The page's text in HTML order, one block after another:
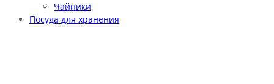
Чайники
Посуда для хранения